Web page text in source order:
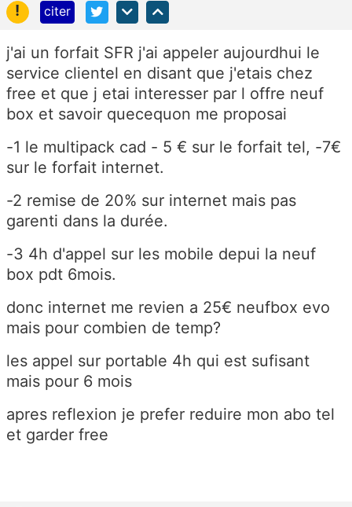
!
citer
j'ai un forfait SFR j'ai appeler aujourdhui le
service clientel en disant que j'etais chez
free et que j etai interesser par l offre neuf
box et savoir quecequon me proposai
-1 le multipack cad - 5 € sur le forfait tel, -7€
sur le forfait internet.
-2 remise de 20% sur internet mais pas
garenti dans la durée.
-3 4h d'appel sur les mobile depui la neuf
box pdt 6mois.
donc internet me revien a 25€ neufbox evo
mais pour combien de temp?
les appel sur portable 4h qui est sufisant
mais pour 6 mois
apres reflexion je prefer reduire mon abo tel
et garder free